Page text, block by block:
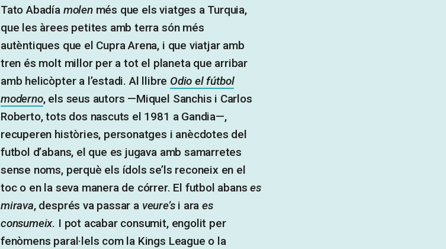
Tato Abadía molenmés que els viatges a Turquia,
que les àrees petites amb terra són més
autèntiques que el Cupra Arena, i que viatjar amb
tren és molt millor per a tot el planeta que arribar
amb helicòpter a l’estadi. Al llibre Odio el fútbol
moderno, els seus autors —Miquel Sanchis i Carlos
Roberto, tots dos nascuts el 1981 a Gandia—,
recuperen històries, personatges i anècdotes del
futbol d’abans, el que es jugava amb samarretes
sense noms, perquè els ídols se’ls reconeix en el
toc o en la seva manera de córrer. El futbol abanses
mirava, després va passar a veure’si araes
consumeix. I pot acabar consumit, engolit per
fenòmens paral·lels com la Kings League o la